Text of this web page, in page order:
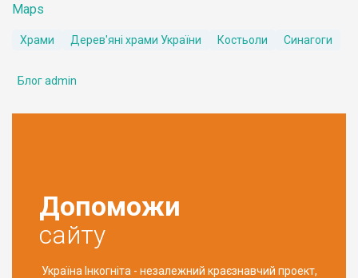
Maps
Храми Дерев'яні храми України Костьоли Синагоги
Блог admin
Допоможи
сайту
Україна Інкогніта - незалежний краєзнавчий проект,